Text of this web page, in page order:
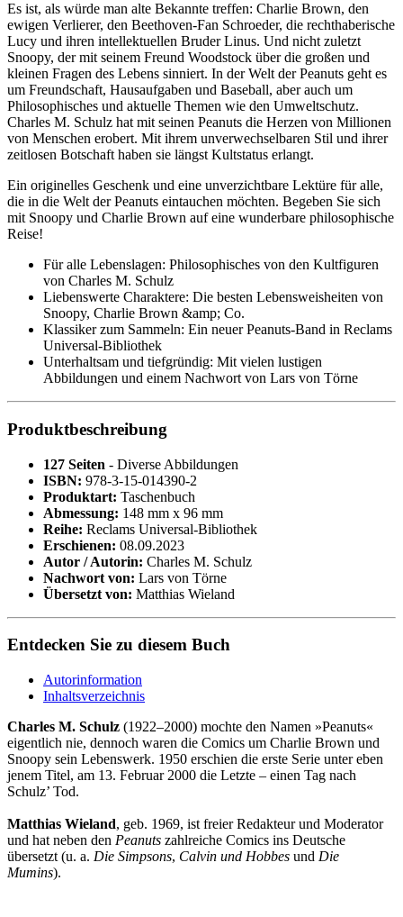
Es ist, als würde man alte Bekannte treffen: Charlie Brown, den
ewigen Verlierer, den Beethoven-Fan Schroeder, die rechthaberische
Lucy und ihren intellektuellen Bruder Linus. Und nicht zuletzt
Snoopy, der mit seinem Freund Woodstock über die großen und
kleinen Fragen des Lebens sinniert. In der Welt der Peanuts geht es
um Freundschaft, Hausaufgaben und Baseball, aber auch um
Philosophisches und aktuelle Themen wie den Umweltschutz.
Charles M. Schulz hat mit seinen Peanuts die Herzen von Millionen
von Menschen erobert. Mit ihrem unverwechselbaren Stil und ihrer
zeitlosen Botschaft haben sie längst Kultstatus erlangt.
Ein originelles Geschenk und eine unverzichtbare Lektüre für alle,
die in die Welt der Peanuts eintauchen möchten. Begeben Sie sich
mit Snoopy und Charlie Brown auf eine wunderbare philosophische
Reise!
Für alle Lebenslagen: Philosophisches von den Kultfiguren
von Charles M. Schulz
Liebenswerte Charaktere: Die besten Lebensweisheiten von
Snoopy, Charlie Brown &amp; Co.
Klassiker zum Sammeln: Ein neuer Peanuts-Band in Reclams
Universal-Bibliothek
Unterhaltsam und tiefgründig: Mit vielen lustigen
Abbildungen und einem Nachwort von Lars von Törne
Produktbeschreibung
127 Seiten - Diverse Abbildungen
ISBN: 978-3-15-014390-2
Produktart: Taschenbuch
Abmessung: 148 mm x 96 mm
Reihe: Reclams Universal-Bibliothek
Erschienen: 08.09.2023
Autor / Autorin: Charles M. Schulz
Nachwort von: Lars von Törne
Übersetzt von: Matthias Wieland
Entdecken Sie zu diesem Buch
Autorinformation
Inhaltsverzeichnis
Charles M. Schulz (1922–2000) mochte den Namen »Peanuts«
eigentlich nie, dennoch waren die Comics um Charlie Brown und
Snoopy sein Lebenswerk. 1950 erschien die erste Serie unter eben
jenem Titel, am 13. Februar 2000 die Letzte – einen Tag nach
Schulz’ Tod.
Matthias Wieland, geb. 1969, ist freier Redakteur und Moderator
und hat neben den Peanuts zahlreiche Comics ins Deutsche
übersetzt (u. a. Die Simpsons, Calvin und Hobbes und Die
Mumins).